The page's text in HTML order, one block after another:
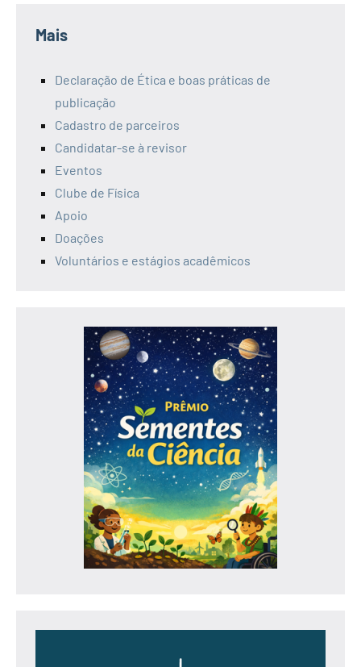
Mais
Declaração de Ética e boas práticas de
publicação
Cadastro de parceiros
Candidatar-se à revisor
Eventos
Clube de Física
Apoio
Doações
Voluntários e estágios acadêmicos